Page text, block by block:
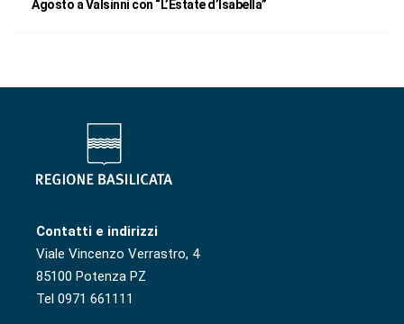
Agosto a Valsinni con “L’Estate d’Isabella”
Contatti e indirizzi
Viale Vincenzo Verrastro, 4
85100 Potenza PZ
Tel 0971 661111